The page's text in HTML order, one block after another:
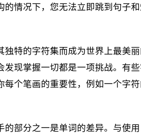
的情况下，您无法立即跳到句子
独特的字符集而成为世界上最美
发现掌握一切都是一项挑战。有
每个笔画的重要性，例如一个字
的部分之一是单词的差异。与使